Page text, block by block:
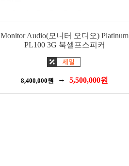
Monitor Audio(모니터 오디오) Platinum
PL100 3G 북셀프스피커
8,400,000원 5,500,000원